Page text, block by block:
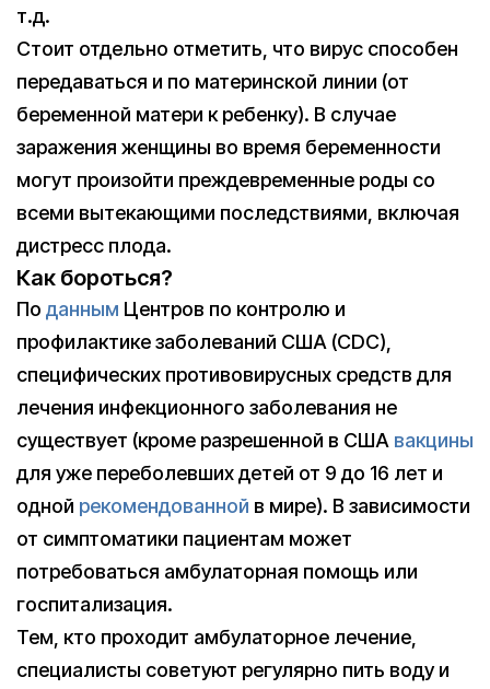
т.д.
Стоит отдельно отметить, что вирус способен
передаваться и по материнской линии (от
беременной матери к ребенку). В случае
заражения женщины во время беременности
могут произойти преждевременные роды со
всеми вытекающими последствиями, включая
дистресс плода.
Как бороться?
По данным Центров по контролю и
профилактике заболеваний США (CDC),
специфических противовирусных средств для
лечения инфекционного заболевания не
существует (кроме разрешенной в США вакцины
для уже переболевших детей от 9 до 16 лет и
одной рекомендованной в мире). В зависимости
от симптоматики пациентам может
потребоваться амбулаторная помощь или
госпитализация.
Тем, кто проходит амбулаторное лечение,
специалисты советуют регулярно пить воду и